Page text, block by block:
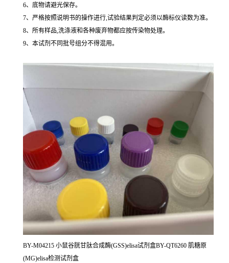
6、底物请避光保存。
7、严格按照说明书的操作进行,试验结果判定必须以酶标仪读数为准。
8、所有样品,洗涤液和各种废弃物都应按传染物处理。
9、本试剂不同批号组分不得混用。
BY-M04215 小鼠谷胱甘肽合成酶(GSS)elisa试剂盒BY-QT6260 肌糖原
(MG)elisa检测试剂盒